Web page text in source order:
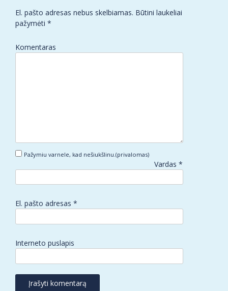
El. pašto adresas nebus skelbiamas. Būtini laukeliai
pažymėti *
Komentaras
Pažymiu varnele, kad nešiukšlinu.(privalomas)
Vardas *
El. pašto adresas *
Interneto puslapis